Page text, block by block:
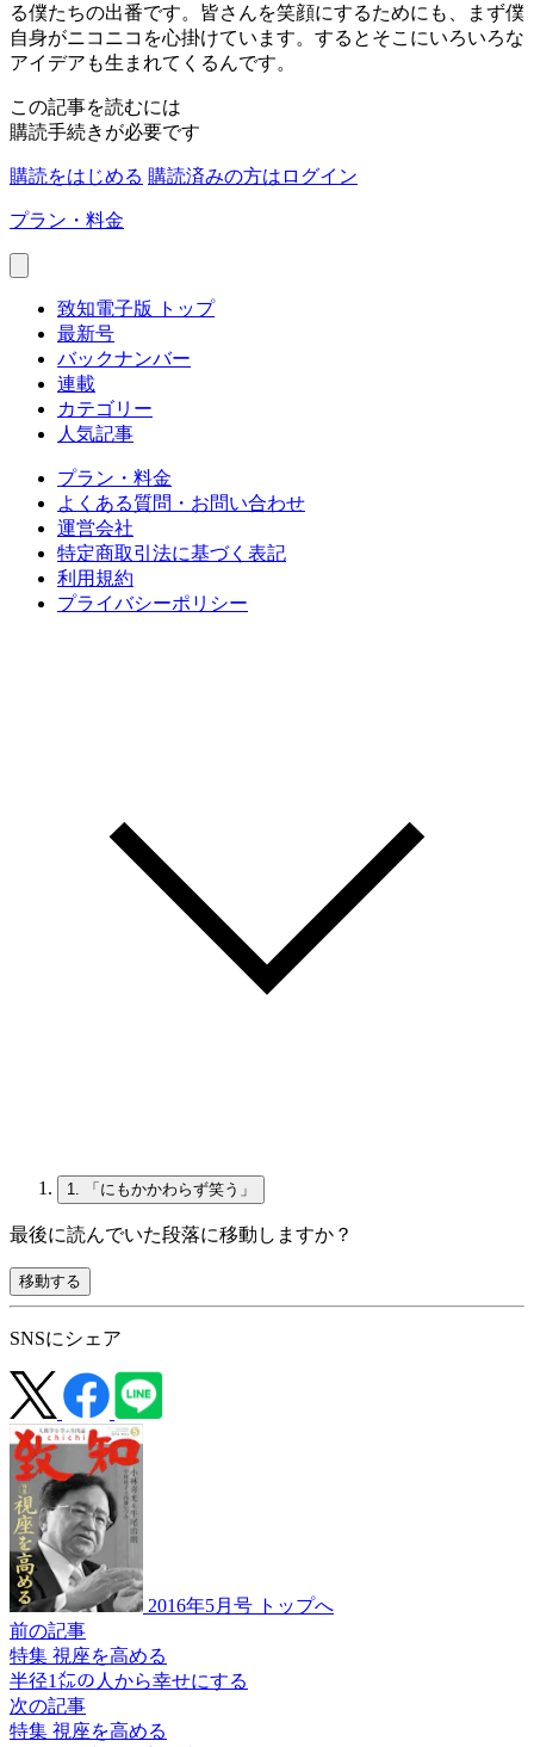
る僕たちの出番です。皆さんを笑顔にするためにも、まず僕
自身がニコニコを心掛けています。するとそこにいろいろな
アイデアも生まれてくるんです。
この記事を読むには
購読手続きが必要です
購読をはじめる 購読済みの方はログイン
プラン・料金
致知電子版 トップ
最新号
バックナンバー
連載
カテゴリー
人気記事
プラン・料金
よくある質問・お問い合わせ
運営会社
特定商取引法に基づく表記
利用規約
プライバシーポリシー
1. 「にもかかわらず笑う」
最後に読んでいた段落に移動しますか？
移動する
SNSにシェア
2016年5月号 トップへ
前の記事
特集 視座を高める
半径1㍍の人から幸せにする
次の記事
特集 視座を高める